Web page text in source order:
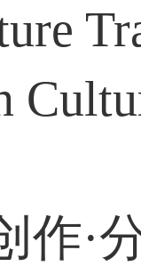
作·